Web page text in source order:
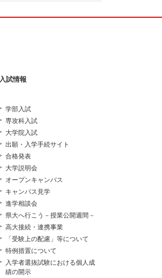
入試情報
学部入試
専攻科入試
大学院入試
出願・入学手続サイト
合格発表
大学説明会
オープンキャンパス
キャンパス見学
進学相談会
県大へ行こう－授業公開週間－
高大接続・連携事業
「受験上の配慮」等について
特例措置について
入学者選抜試験における個人成
績の開示